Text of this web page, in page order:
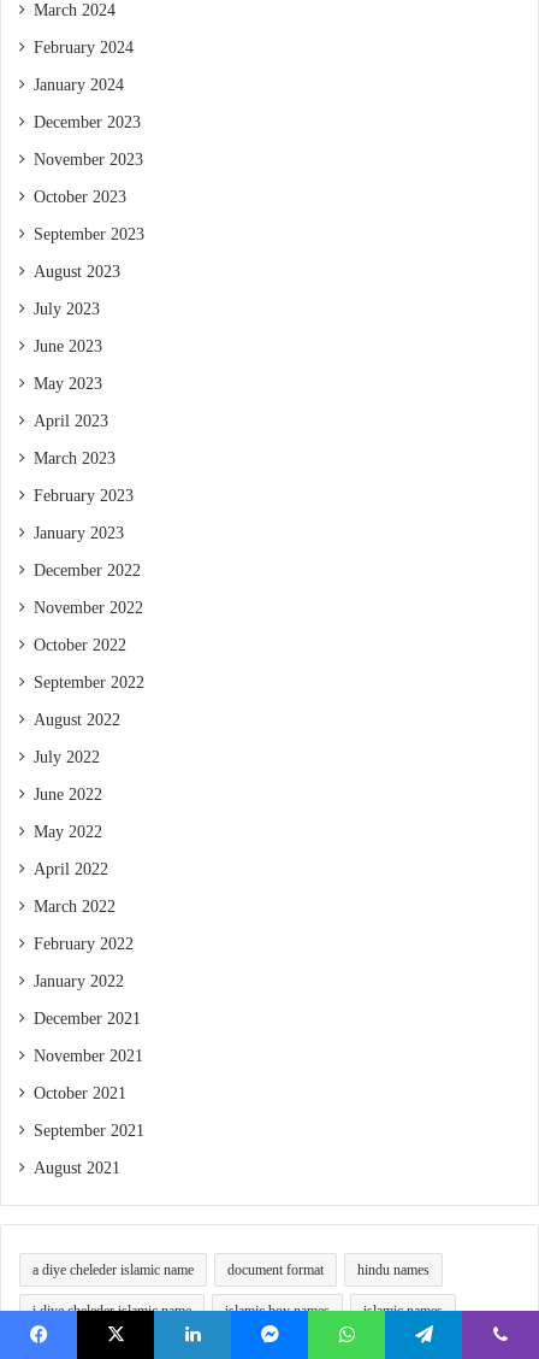
March 2024
February 2024
January 2024
December 2023
November 2023
October 2023
September 2023
August 2023
July 2023
June 2023
May 2023
April 2023
March 2023
February 2023
January 2023
December 2022
November 2022
October 2022
September 2022
August 2022
July 2022
June 2022
May 2022
April 2022
March 2022
February 2022
January 2022
December 2021
November 2021
October 2021
September 2021
August 2021
a diye cheleder islamic name document format hindu names
i diye cheleder islamic name islamic boy names islamic names